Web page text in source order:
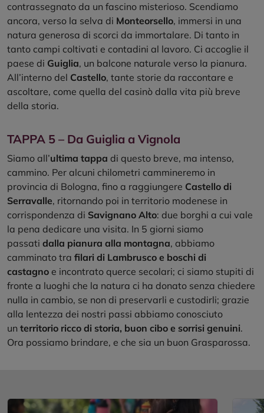
contrassegnato da un fascino misterioso. Scendiamo
ancora, verso la selva di Monteorsello, immersi in una
natura generosa di scorci da immortalare. Di tanto in
tanto campi coltivati e contadini al lavoro. Ci accoglie il
paese di Guiglia, un balcone naturale verso la pianura.
All’interno del Castello, tante storie da raccontare e
ascoltare, come quella del casinò dalla vita più breve
della storia.
TAPPA 5 – Da Guiglia a Vignola
Siamo all’ultima tappa di questo breve, ma intenso,
cammino. Per alcuni chilometri cammineremo in
provincia di Bologna, fino a raggiungere Castello di
Serravalle, ritornando poi in territorio modenese in
corrispondenza di Savignano Alto: due borghi a cui vale
la pena dedicare una visita. In 5 giorni siamo
passati dalla pianura alla montagna, abbiamo
camminato tra filari di Lambrusco e boschi di
castagno e incontrato querce secolari; ci siamo stupiti di
fronte a luoghi che la natura ci ha donato senza chiedere
nulla in cambio, se non di preservarli e custodirli; grazie
alla lentezza dei nostri passi abbiamo conosciuto
un territorio ricco di storia, buon cibo e sorrisi genuini.
Ora possiamo brindare, e che sia un buon Grasparossa.